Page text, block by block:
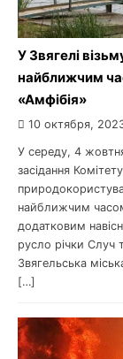
У Звягелі
найближчим
«Амфібія»
10 октября,
У середу, 4
засідання
найближчим часом
додатковим
русло річки Случ
Звягельська
[…]